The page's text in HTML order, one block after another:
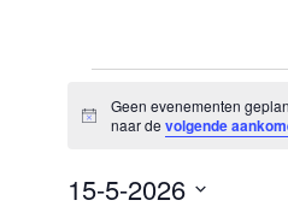
Evenementen
in
mei
2026
Bericht
Geen evenementen
naar devolgende
15-5-2026